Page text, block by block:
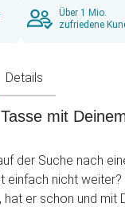
Über 1 Mio.
zufriedene
Details
mit
der Suche nach
einfach nicht
hat er schon und mit